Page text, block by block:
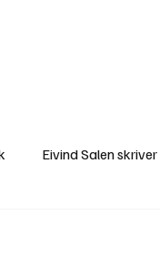
Eivind Salen skriver